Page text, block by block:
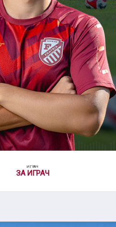
ИГРАЧ
ЗА ИГРАЧ